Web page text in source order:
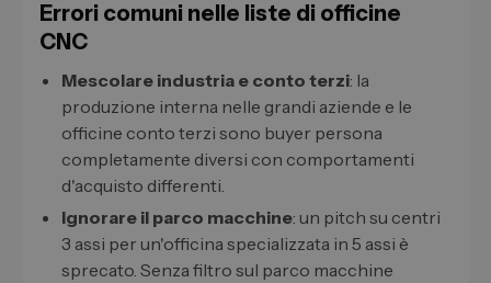
Errori comuni nelle liste di officine
CNC
Mescolare industria e conto terzi: la
produzione interna nelle grandi aziende e le
officine conto terzi sono buyer persona
completamente diversi con comportamenti
d'acquisto differenti.
Ignorare il parco macchine: un pitch su centri
3 assi per un'officina specializzata in 5 assi è
sprecato. Senza filtro sul parco macchine